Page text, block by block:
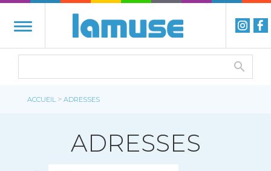
ACCUEIL > ADRESSES
ADRESSES